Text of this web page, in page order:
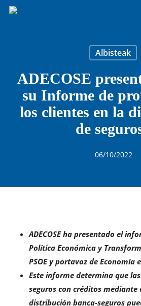
Skip
Albisteak
ADECOSE
su Informe de
los clientes en la
de
06/10/2022
ADECOSE ha presentado el
Política Económica y
PSOE y portavoz de Economía
Este informe determina que
seguros con créditos mediante
distribución banca-seguros